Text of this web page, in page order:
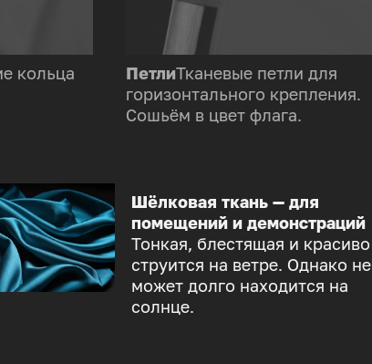
кольца
ПетлиТканевые петли для
горизонтального крепления.
Сошьём в цвет флага.
Шёлковая ткань — для
помещений и демонстраций
Тонкая, блестящая и красиво
струится на ветре. Однако не
может долго находится на
солнце.